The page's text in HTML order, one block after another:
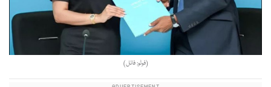
(فوٹو: فائل)